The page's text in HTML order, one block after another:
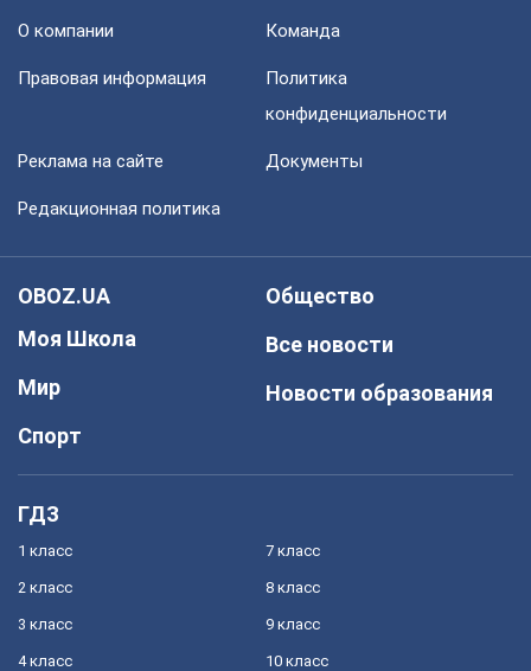
О компании Команда
Правовая информация
Политика
конфиденциальности
Реклама на сайте Документы
Редакционная политика
OBOZ.UA
Моя Школа
Мир
Спорт
Общество
Все новости
Новости образования
ГДЗ
1 класс
2 класс
3 класс
4 класс
7 класс
8 класс
9 класс
10 класс